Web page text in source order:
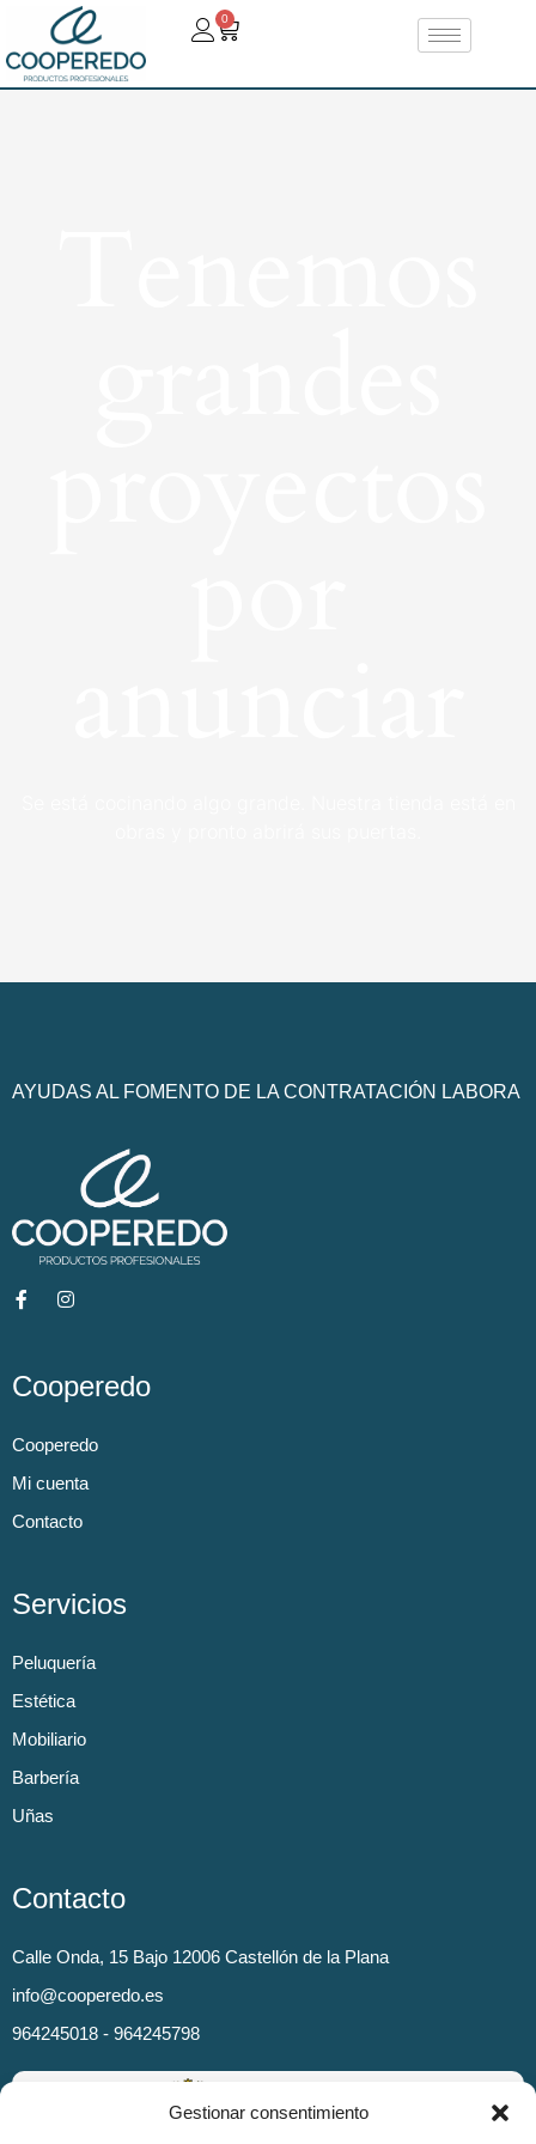
Gestionar consentimiento
0
AYUDAS AL FOMENTO DE LA CONTRATACIÓN LABORA
Cooperedo
Cooperedo
Mi cuenta
Contacto
Servicios
Peluquería
Estética
Mobiliario
Barbería
Uñas
Contacto
Calle Onda, 15 Bajo 12006 Castellón de la Plana
info@cooperedo.es
964245018 - 964245798